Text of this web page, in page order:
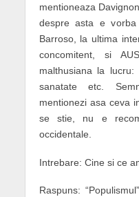
mentioneaza
despre asta e
Barroso, la ultima
concomitent, si
malthusiana la
sanatate etc.
mentionezi asa ceva
se stie, nu e
occidentale.
Intrebare: Cine si ce
Raspuns: